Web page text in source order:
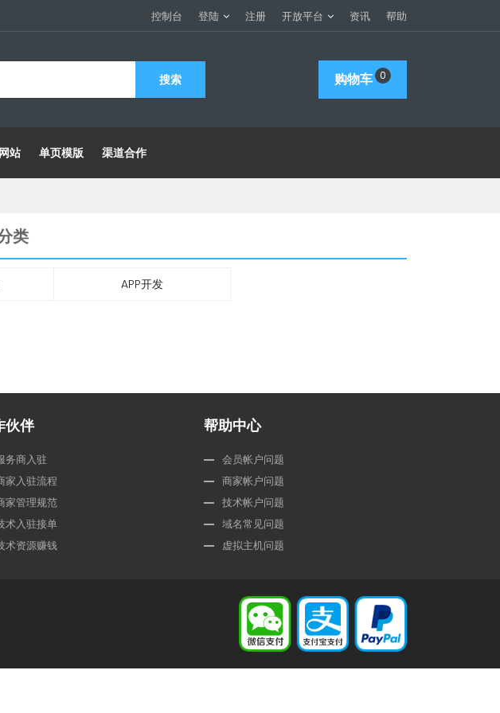
控制台 登陆 注册 开放平台 资讯 帮助
购物车 0
站 单页模版 渠道合作
类
APP开发
伙伴
务商入驻
家入驻流程
家管理规范
术入驻接单
术资源赚钱
帮助中心
会员帐户问题
商家帐户问题
技术帐户问题
域名常见问题
虚拟主机问题